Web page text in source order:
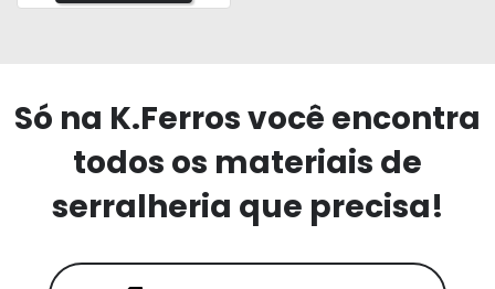
Só na K.Ferros você encontra
todos os materiais de
serralheria que precisa!